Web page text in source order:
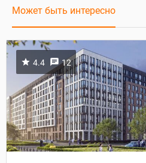
Может быть интересно
4.4 12